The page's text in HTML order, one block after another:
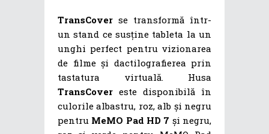
TransCover se transformă într-
un stand ce susține tableta la un
unghi perfect pentru vizionarea
de filme și dactilografierea prin
tastatura virtuală. Husa
TransCover este disponibilă în
culorile albastru, roz, alb și negru
pentru MeMO Pad HD 7 și negru,